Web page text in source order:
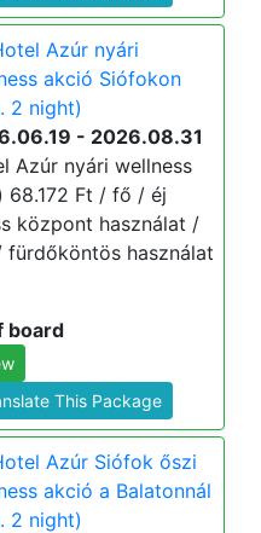
Azúr nyári
akció Siófokon
2 night)
- 2026.08.31
Azúr nyári wellness
68.172 Ft / fő / éj
központ használat /
fürdőköntös használat
board
This Package
Azúr Siófok őszi
akció a Balatonnál
2 night)